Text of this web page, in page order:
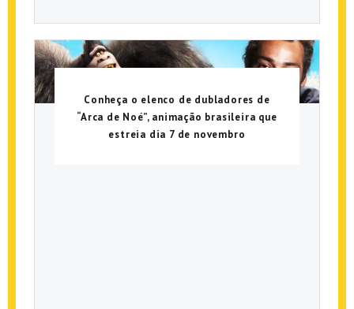
Conheça o elenco de dubladores de
“Arca de Noé”, animação brasileira que
estreia dia 7 de novembro